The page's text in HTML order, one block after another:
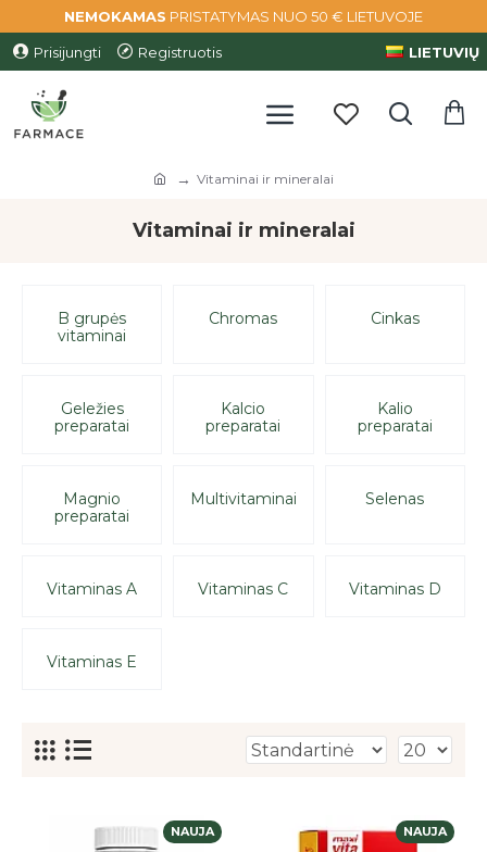
NEMOKAMAS PRISTATYMAS NUO 50 € LIETUVOJE
Prisijungti Registruotis LIETUVIŲ
Vitaminai ir mineralai
Vitaminai ir mineralai
B grupės
vitaminai
Chromas Cinkas
Geležies
preparatai
Kalcio
preparatai
Kalio
preparatai
Magnio
preparatai
Multivitaminai Selenas
Vitaminas A Vitaminas C Vitaminas D
Vitaminas E
NAUJA NAUJA